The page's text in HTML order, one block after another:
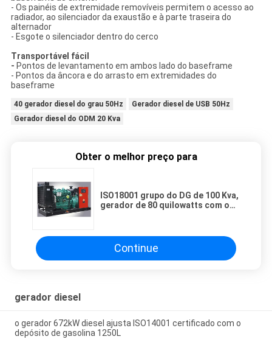
- Os painéis de extremidade removíveis permitem o acesso ao
radiador, ao silenciador da exaustão e à parte traseira do
alternador
- Esgote o silenciador dentro do cerco
Transportável fácil
- Pontos de levantamento em ambos lado do baseframe
- Pontos da âncora e do arrasto em extremidades do
baseframe
40 gerador diesel do grau 50Hz
Gerador diesel de USB 50Hz
Gerador diesel do ODM 20 Kva
Obter o melhor preço para
ISO18001 grupo do DG de 100 Kva,
gerador de 80 quilowatts com o
Continue
gerador diesel
o gerador 672kW diesel ajusta ISO14001 certificado com o
depósito de gasolina 1250L